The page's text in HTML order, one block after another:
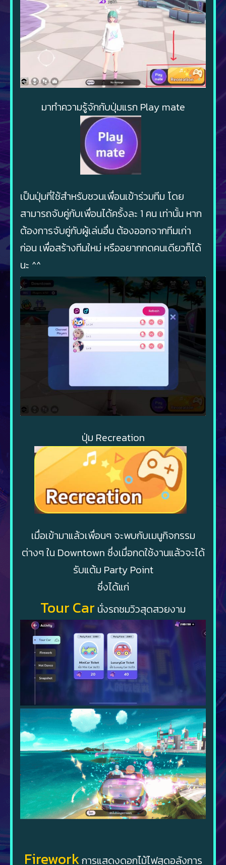
มาทำความรู้จักกับปุ่มแรก Play mate
เป็นปุ่มที่ใช้สำหรับชวนเพื่อนเข้าร่วมทีม โดย
สามารถจับคู่กับเพื่อนได้ครั้งละ 1 คน เท่านั้น หาก
ต้องการจับคู่กับผู้เล่นอื่น ต้องออกจากทีมเก่า
ก่อน เพื่อสร้างทีมใหม่ หรืออยากกดคนเดียวก็ได้
นะ ^^
ปุ่ม Recreation
เมื่อเข้ามาแล้วเพื่อนๆ จะพบกับเมนูกิจกรรม
ต่างๆ ใน Downtown ซึ่งเมื่อกดใช้งานแล้วจะได้
รับแต้ม Party Point
ซึ่งได้แก่
Tour Car นั่งรถชมวิวสุดสวยงาม
Fireworkการแสดงดอกไม้ไฟสุดอลังการ